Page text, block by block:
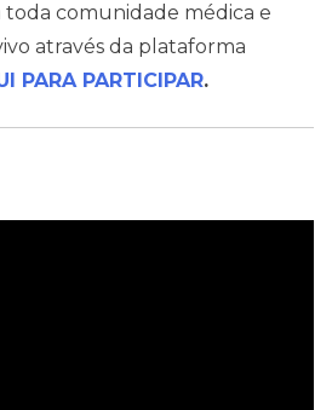
comunidade médica e
através da plataforma
PARA PARTICIPAR.